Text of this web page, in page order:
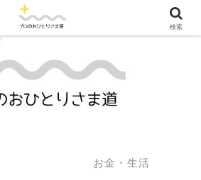
お金・生活
検索